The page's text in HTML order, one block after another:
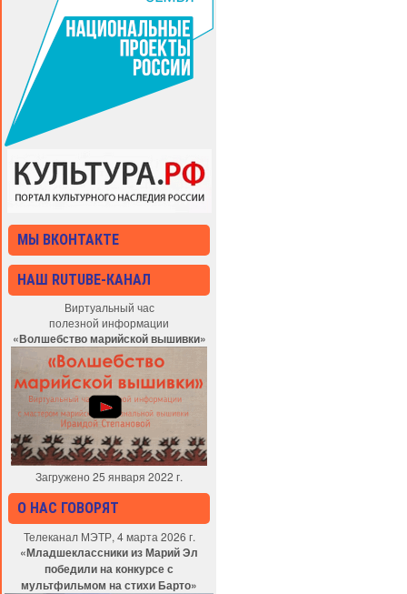
МЫ ВКОНТАКТЕ
НАШ RUTUBE-КАНАЛ
Виртуальный час
полезной информации
«Волшебство марийской вышивки»
Загружено 25 января 2022 г.
О НАС ГОВОРЯТ
Телеканал МЭТР, 4 марта 2026 г.
«Младшеклассники из Марий Эл
победили на конкурсе с
мультфильмом на стихи Барто»